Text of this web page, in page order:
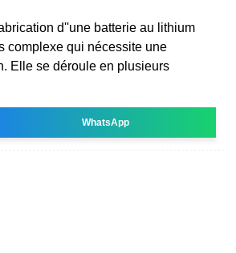
d''une batterie au lithium
complexe qui nécessite une
Elle se déroule en plusieurs
WhatsApp